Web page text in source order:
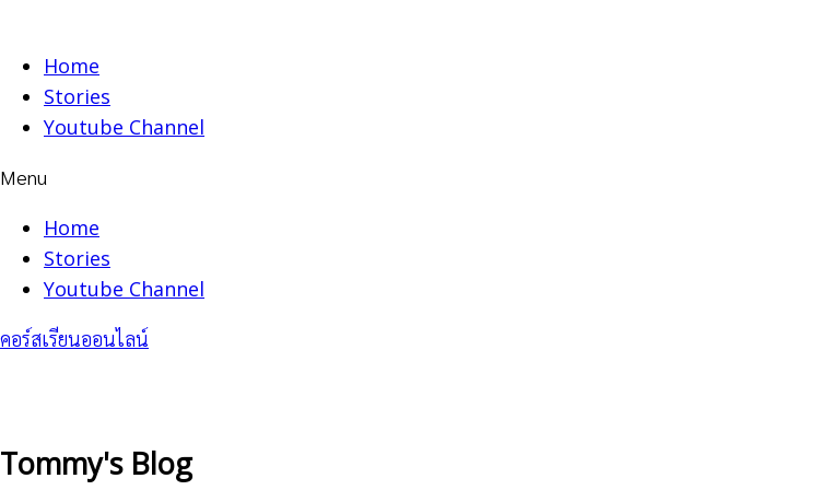
contentHome
Stories
Youtube Channel
Menu
Home
Stories
Youtube Channel
คอร์สเรียนออนไลน์
Tommy's Blog